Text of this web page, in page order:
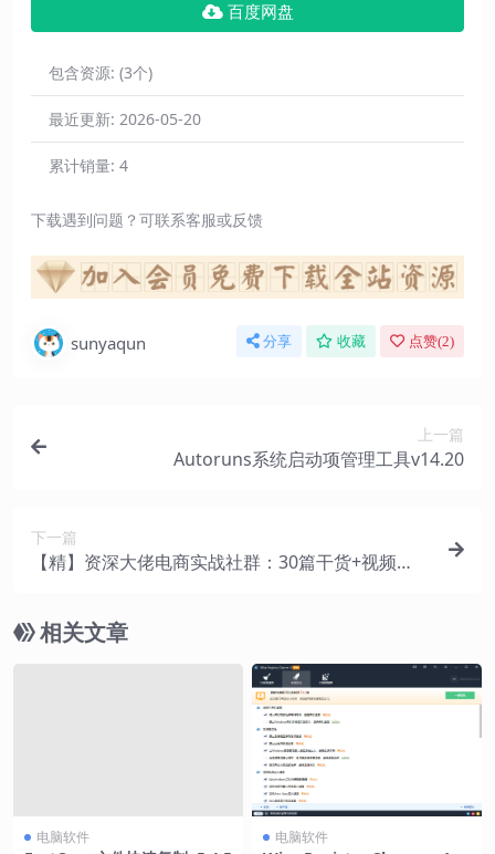
百度网盘
包含资源: (3个)
最近更新: 2026-05-20
累计销量: 4
下载遇到问题？可联系客服或反馈
sunyaqun 分享 收藏 点赞(2)
上一篇
Autoruns系统启动项管理工具v14.20
下一篇
【精】资深大佬电商实战社群：30篇干货+视频
相关文章
电脑软件 电脑软件